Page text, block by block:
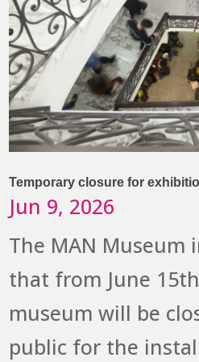
Temporary closure for
Jun 9, 2026
The MAN Museum
that from June
museum will be
public for the